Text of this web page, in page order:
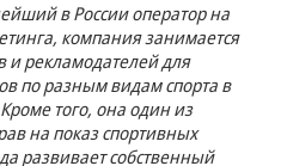
в России оператор на
компания занимается
и рекламодателей для
по разным видам спорта в
того, она один из
на показ спортивных
развивает собственный